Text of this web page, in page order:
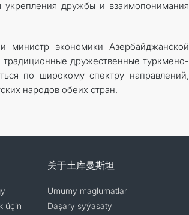
укрепления дружбы и взаимопонимания
министр экономики Азербайджанской
дружественные туркмено-
по широкому спектру направлений,
народов обеих стран.
üçin
关于土库曼斯坦
Umumy maglumatlar
Daşary syýasaty